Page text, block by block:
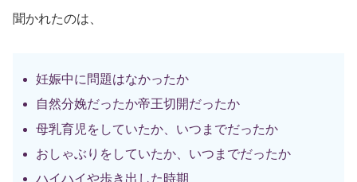
聞かれたのは、
妊娠中に問題はなかったか
自然分娩だったか帝王切開だったか
母乳育児をしていたか、いつまでだったか
おしゃぶりをしていたか、いつまでだったか
ハイハイや歩き出した時期